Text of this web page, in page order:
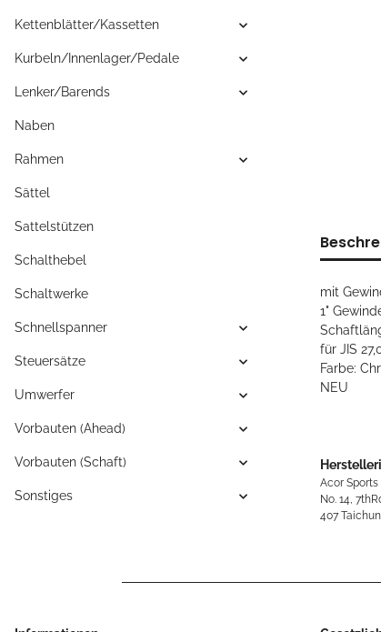
mit
1"
für JIS
Farbe:
NEU
Acor Sports
No. 14,
407
Kettenblätter/Kassetten
Kurbeln/Innenlager/Pedale
Lenker/Barends
Naben
Rahmen
Sättel
Sattelstützen
Schalthebel
Schaltwerke
Schnellspanner
Steuersätze
Umwerfer
Vorbauten (Ahead)
Vorbauten (Schaft)
Sonstiges